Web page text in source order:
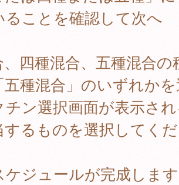
ることを確認して次へ
四種混合、五種混合の
五種混合」のいずれか
チン選択画面が表示さ
するものを選択してく
ケジュールが完成しま